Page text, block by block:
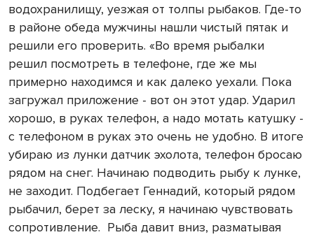
водохранилищу, уезжая от толпы рыбаков. Где-то
в районе обеда мужчины нашли чистый пятак и
решили его проверить. «Во время рыбалки
решил посмотреть в телефоне, где же мы
примерно находимся и как далеко уехали. Пока
загружал приложение - вот он этот удар. Ударил
хорошо, в руках телефон, а надо мотать катушку -
с телефоном в руках это очень не удобно. В итоге
убираю из лунки датчик эхолота, телефон бросаю
рядом на снег. Начинаю подводить рыбу к лунке,
не заходит. Подбегает Геннадий, который рядом
рыбачил, берет за леску, я начинаю чувствовать
сопротивление. Рыба давит вниз, разматывая